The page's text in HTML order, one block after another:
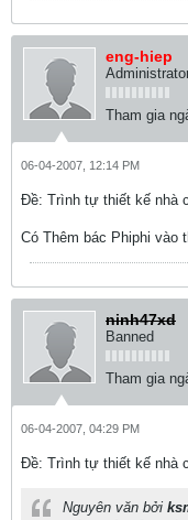
eng-hiep
Tham gia
06-04-2007, 12:14 PM
Ðề: Trình tự thiết kế nhà
Có Thêm bác Phiphi vào
ninh47xd
Banned
Tham gia
06-04-2007, 04:29 PM
Ðề: Trình tự thiết kế nhà
Nguyên văn bởi